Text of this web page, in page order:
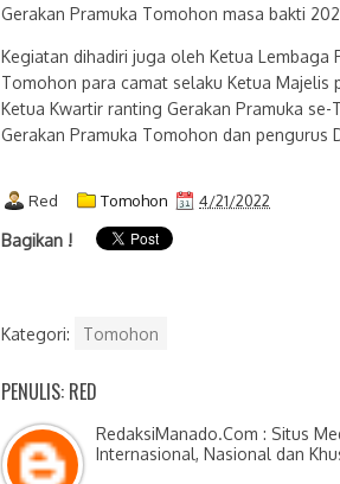
Gerakan Pramuka Tomohon masa bakti
Kegiatan dihadiri juga oleh Ketua Lembaga
Tomohon para camat selaku Ketua Majelis
Ketua Kwartir ranting Gerakan Pramuka
Gerakan Pramuka Tomohon dan pengurus
Red Tomohon 4/21/2022
Bagikan !
Kategori: Tomohon
PENULIS: RED
RedaksiManado.Com : Situs
Internasional, Nasional dan